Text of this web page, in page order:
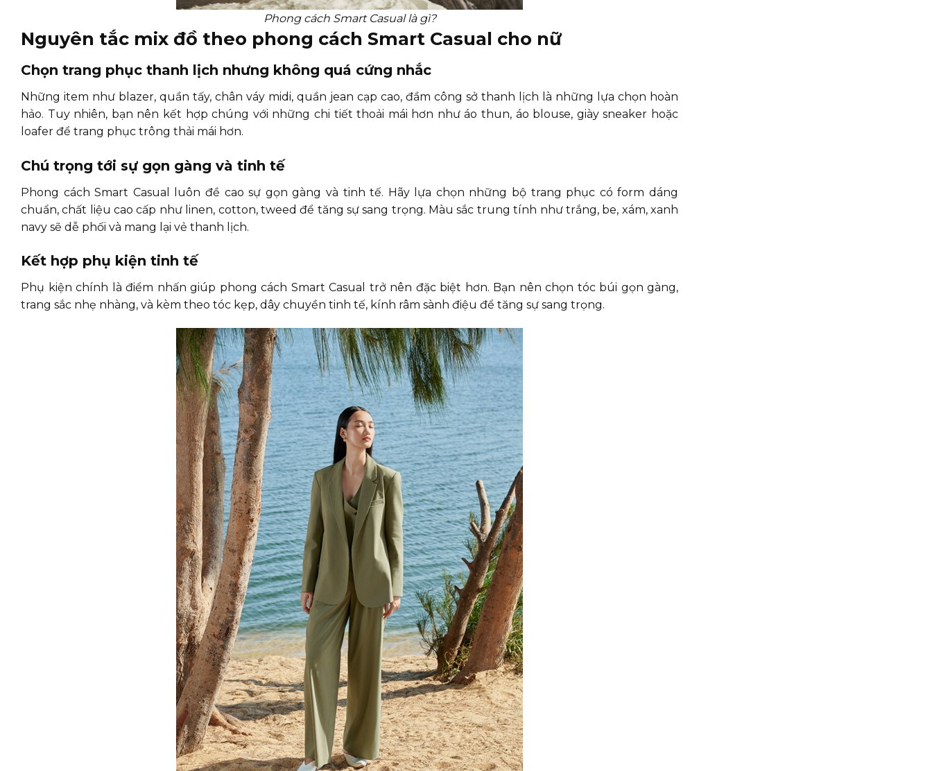
Phong cách Smart Casual là gì?
Nguyên tắc mix đồ theo phong cách Smart Casual cho nữ
Chọn trang phục thanh lịch nhưng không quá cứng nhắc
Những item như blazer, quần tấy, chân váy midi, quần jean cạp cao, đầm công sở thanh lịch là những lựa chọn hoàn
hảo. Tuy nhiên, bạn nên kết hợp chúng với những chi tiết thoải mái hơn như áo thun, áo blouse, giày sneaker hoặc
loafer để trang phục trông thải mái hơn.
Chú trọng tới sự gọn gàng và tinh tế
Phong cách Smart Casual luôn đề cao sự gọn gàng và tinh tế. Hãy lựa chọn những bộ trang phục có form dáng
chuẩn, chất liệu cao cấp như linen, cotton, tweed để tăng sự sang trọng. Màu sắc trung tính như trắng, be, xám, xanh
navy sẽ dễ phối và mang lại vẻ thanh lịch.
Kết hợp phụ kiện tinh tế
Phụ kiện chính là điểm nhấn giúp phong cách Smart Casual trở nên đặc biệt hơn. Bạn nên chọn tóc búi gọn gàng,
trang sắc nhẹ nhàng, và kèm theo tóc kẹp, dây chuyền tinh tế, kính râm sành điệu để tăng sự sang trọng.